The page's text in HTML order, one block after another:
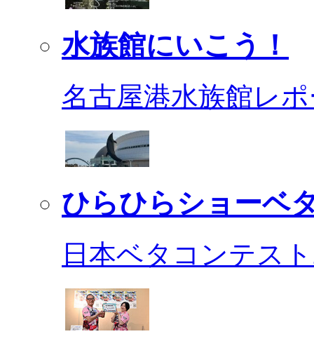
水族館にいこう！
名古屋港水族館レ
ひらひらショーベ
日本ベタコンテス